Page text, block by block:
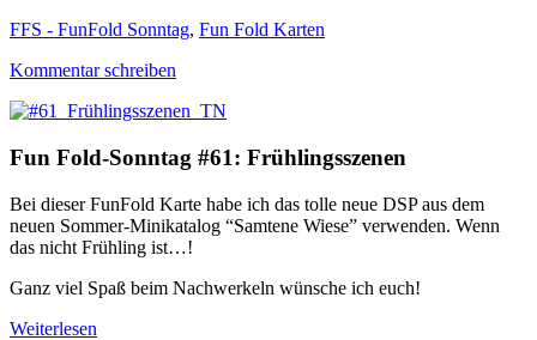
FFS - FunFold Sonntag, Fun Fold Karten
Kommentar schreiben
Fun Fold-Sonntag #61: Frühlingsszenen
Bei dieser FunFold Karte habe ich das tolle neue DSP aus dem
neuen Sommer-Minikatalog “Samtene Wiese” verwenden. Wenn
das nicht Frühling ist…!
Ganz viel Spaß beim Nachwerkeln wünsche ich euch!
Weiterlesen